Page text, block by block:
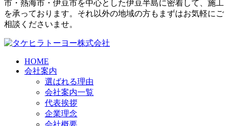
市・熱海市・伊豆市を中心とした伊豆半島に密着して、施工
を承っております。それ以外の地域の方もまずはお気軽にご
相談くださいませ。
HOME
会社案内
選ばれる理由
会社案内一覧
代表挨拶
企業理念
会社概要